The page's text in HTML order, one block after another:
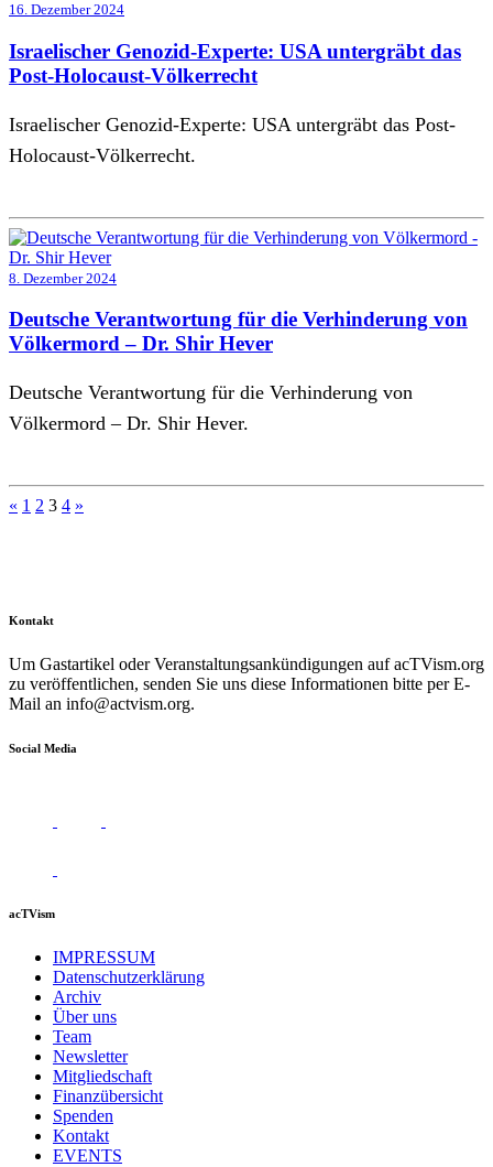
16. Dezember 2024
Israelischer Genozid-Experte: USA untergräbt das
Post-Holocaust-Völkerrecht
Israelischer Genozid-Experte: USA untergräbt das Post-
Holocaust-Völkerrecht.
8. Dezember 2024
Deutsche Verantwortung für die Verhinderung von
Völkermord – Dr. Shir Hever
Deutsche Verantwortung für die Verhinderung von
Völkermord – Dr. Shir Hever.
Seitennummerierung
« 1 2 3 4 »
Kontakt
Um Gastartikel oder Veranstaltungsankündigungen auf acTVism.org
zu veröffentlichen, senden Sie uns diese Informationen bitte per E-
Mail an info@actvism.org.
Social Media
acTVism
IMPRESSUM
Datenschutzerklärung
Archiv
Über uns
Team
Newsletter
Mitgliedschaft
Finanzübersicht
Spenden
Kontakt
EVENTS